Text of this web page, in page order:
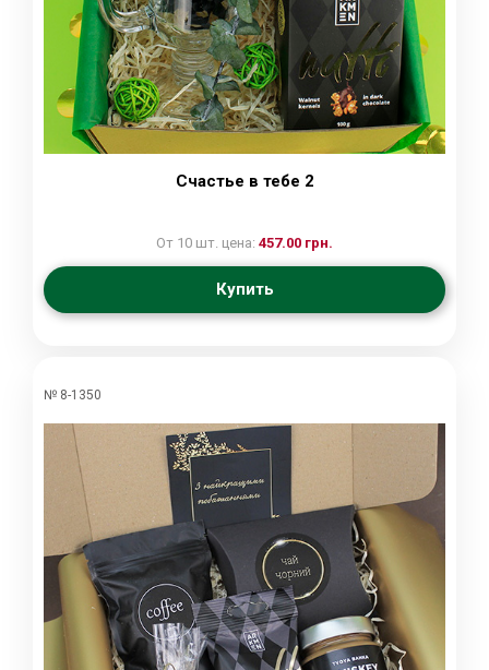
Счастье в тебе 2
От 10 шт. цена: 457.00 грн.
Купить
№ 8-1350